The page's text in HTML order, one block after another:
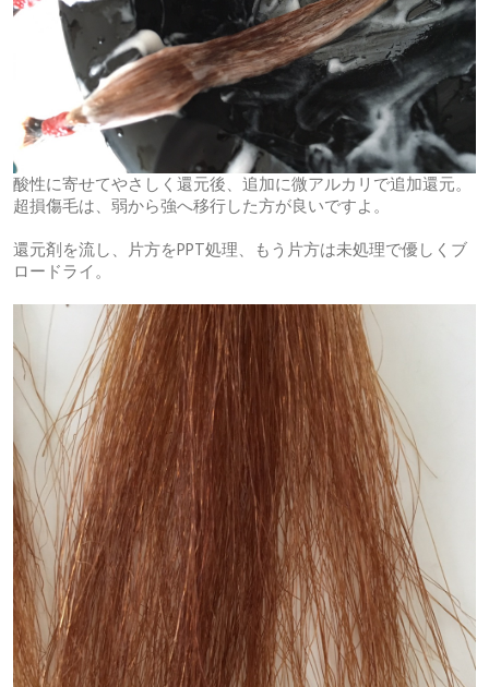
酸性に寄せてやさしく還元後、追加に微アルカリで追加還元。
超損傷毛は、弱から強へ移行した方が良いですよ。
還元剤を流し、片方をPPT処理、もう片方は未処理で優しくブ
ロードライ。